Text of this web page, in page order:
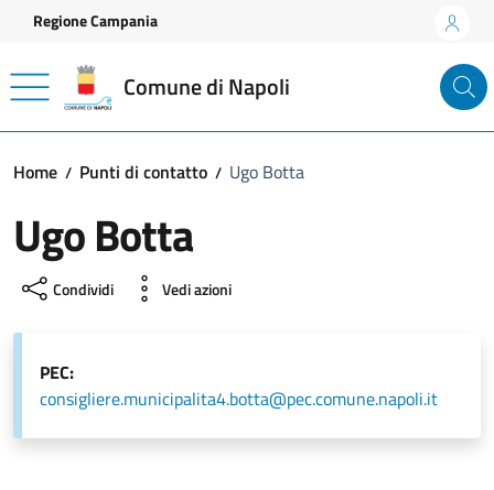
Vai ai contenuti
Vai al footer
Regione Campania
Comune di Napoli
Home Punti di contatto Ugo Botta
Ugo Botta
Condividi Vedi azioni
PEC:
consigliere.municipalita4.botta@pec.comune.napoli.it